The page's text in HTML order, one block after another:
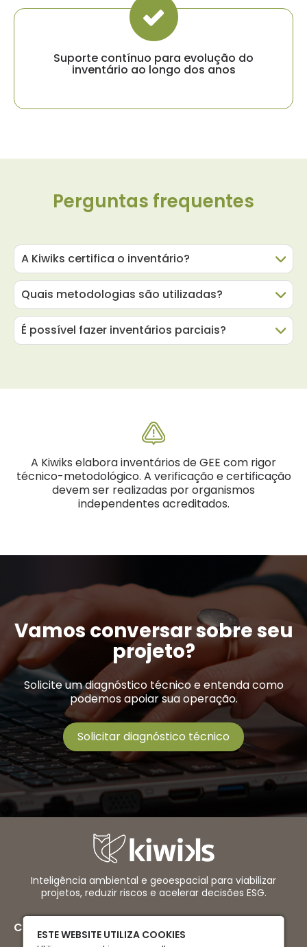
Suporte contínuo para evolução do
inventário ao longo dos anos
Perguntas frequentes
A Kiwiks certifica o inventário?
Quais metodologias são utilizadas?
É possível fazer inventários parciais?
A Kiwiks elabora inventários de GEE com rigor
técnico-metodológico. A verificação e certificação
devem ser realizadas por organismos
independentes acreditados.
Vamos conversar sobre seu
projeto?
Solicite um diagnóstico técnico e entenda como
podemos apoiar sua operação.
Solicitar diagnóstico técnico
Inteligência ambiental e geoespacial para viabilizar
projetos, reduzir riscos e acelerar decisões ESG.
Contatos
ESTE WEBSITE UTILIZA COOKIES